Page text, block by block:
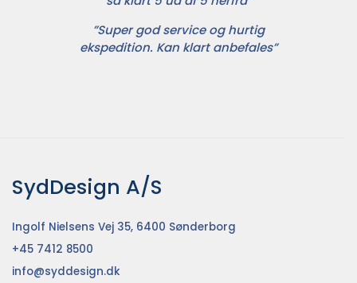
”Super god service og hurtig
ekspedition. Kan klart anbefales”
SydDesign A/S
Ingolf Nielsens Vej 35, 6400 Sønderborg
+45 7412 8500
info@syddesign.dk